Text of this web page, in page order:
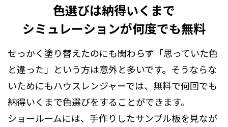
色選びは納得いくまで
シミュレーションが何度でも無料
せっかく塗り替えたのにも関わらず「思っていた色
と違った」という方は意外と多いです。そうならな
いためにもハウスレンジャーでは、無料で何回でも
納得いくまで色選びをすることができます。
ショールームには、手作りしたサンプル板を見なが